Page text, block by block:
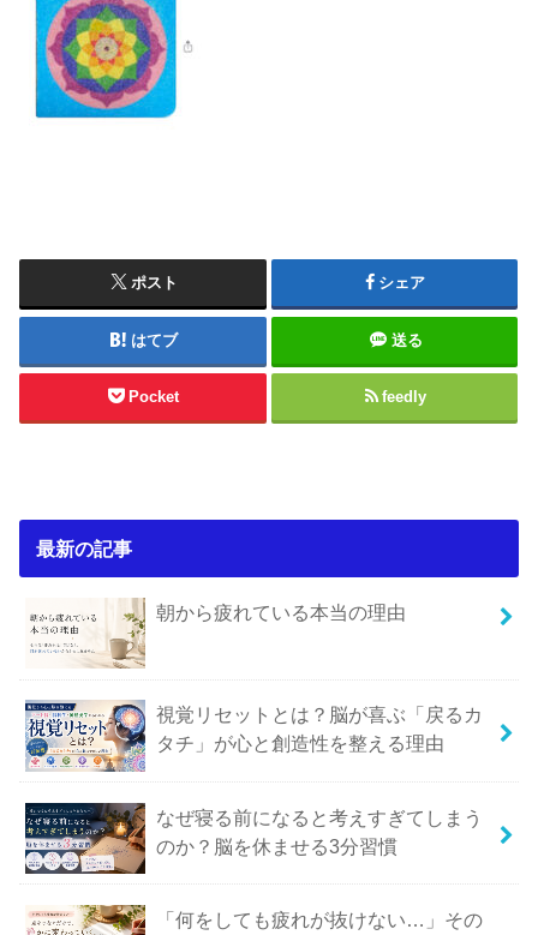
ポスト シェア
はてブ 送る
Pocket feedly
最新の記事
朝から疲れている本当の理由
視覚リセットとは？脳が喜ぶ「戻るカ
タチ」が心と創造性を整える理由
なぜ寝る前になると考えすぎてしまう
のか？脳を休ませる3分習慣
「何をしても疲れが抜けない…」その